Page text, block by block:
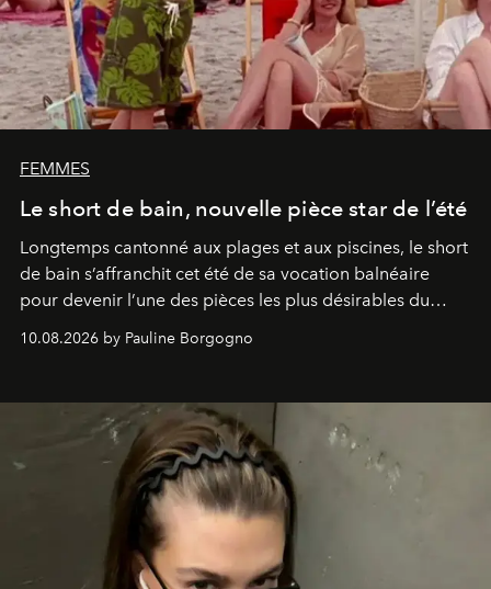
FEMMES
Le short de bain, nouvelle pièce star de l’été
Longtemps cantonné aux plages et aux piscines, le short
de bain s’affranchit cet été de sa vocation balnéaire
pour devenir l’une des pièces les plus désirables du
10.08.2026 by Pauline Borgogno